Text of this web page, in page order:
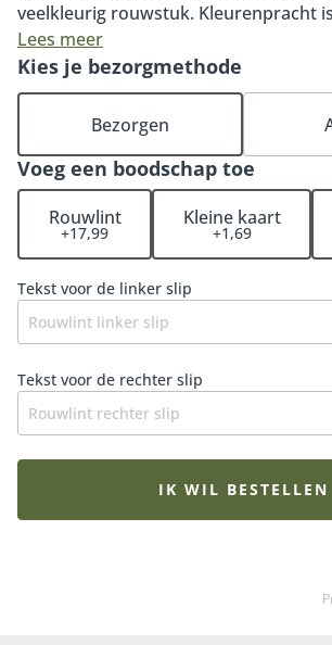
veelkleurig rouwstuk. Kleurenpracht
opvallend. De bloemen in dit rouwstuk
en uniek. De krachtige kleuren
een eigenzinnig exemplaar en perfect
liefdevol en warm afscheid. Fijn om te
bestelling met rouwwerk wordt
handmatig gecontroleerd. Hiermee
het rouwstuk volledig naar wens
De rouwbloemen worden op een
(bij een kerk, rouwcentrum of
Fleurop bloemist zorgt ervoor dat
het juiste moment wordt bezorgd en
op hun mooist zijn. Een extra fijne
verdrietige periode.
Lees meer
Voeg een boodschap toe
Rouwlint
+17,99
Kleine kaart
+1,69
Tekst voor de linker slip
Tekst voor de rechter slip
Kies je bezorgmethode
Bezorgen
IK WIL BESTELLEN